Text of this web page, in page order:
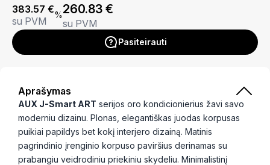
383.57 €
su PVM
%260.83 €
su PVM
Pasiteirauti
Aprašymas
AUX J-Smart ART serijos oro kondicionierius žavi savo
moderniu dizainu. Plonas, elegantiškas juodas korpusas
puikiai papildys bet kokį interjero dizainą. Matinis
pagrindinio įrenginio korpuso paviršius derinamas su
prabangiu veidrodiniu priekiniu skydeliu. Minimalistinį